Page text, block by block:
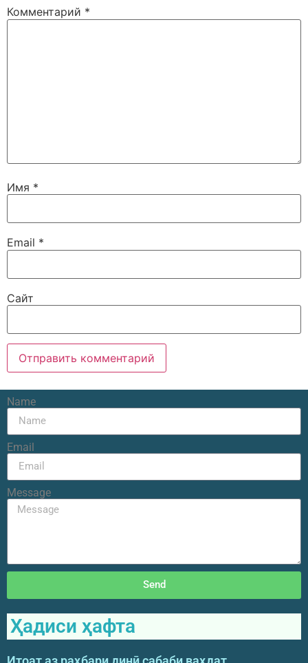
Комментарий *
Имя *
Email *
Сайт
Name
Email
Message
Send
Ҳадиси ҳафта